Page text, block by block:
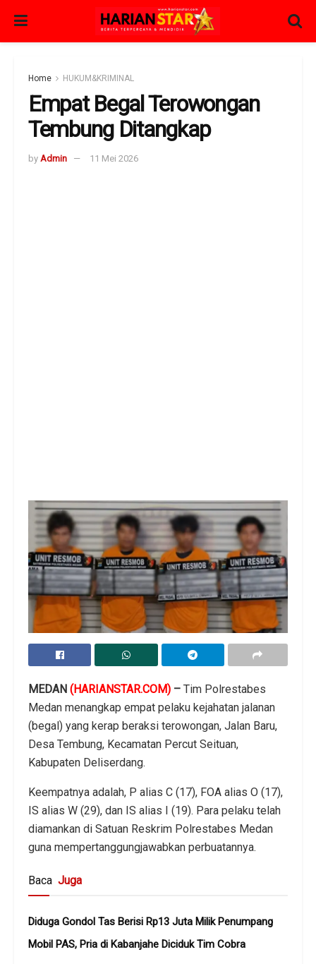
Home HUKUM&KRIMINAL
Empat Begal Terowongan
Tembung Ditangkap
by Admin 11 Mei 2026
MEDAN (HARIANSTAR.COM) – Tim Polrestabes
Medan menangkap empat pelaku kejahatan jalanan
(begal) yang kerap beraksi terowongan, Jalan Baru,
Desa Tembung, Kecamatan Percut Seituan,
Kabupaten Deliserdang.
Keempatnya adalah, P alias C (17), FOA alias O (17),
IS alias W (29), dan IS alias I (19). Para pelaku telah
diamankan di Satuan Reskrim Polrestabes Medan
guna mempertanggungjawabkan perbuatannya.
Baca Juga
Diduga Gondol Tas Berisi Rp13 Juta Milik Penumpang
Mobil PAS, Pria di Kabanjahe Diciduk Tim Cobra